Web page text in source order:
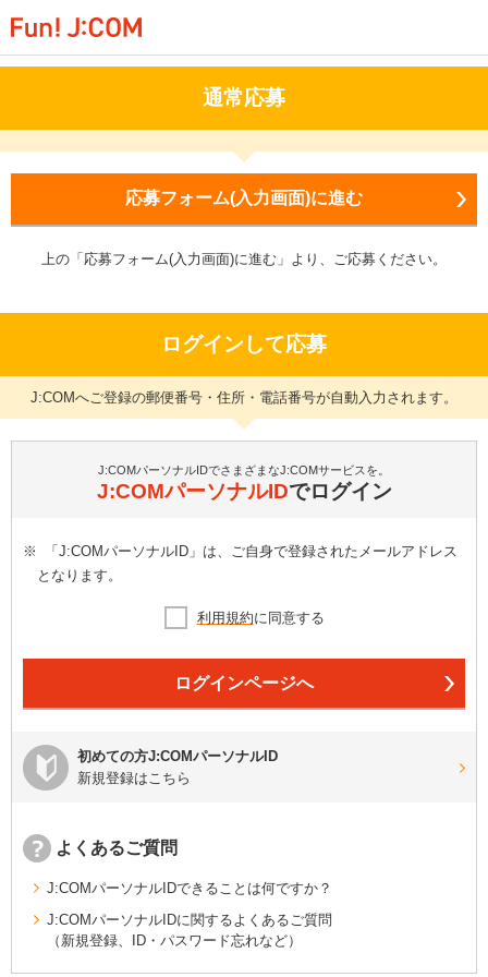
通常応募
応募フォーム(入力画面)に進む
上の「応募フォーム(入力画面)に進む」より、ご応募ください。
ログインして応募
J:COMへご登録の郵便番号・住所・電話番号が自動入力されます。
J:COMパーソナルIDでさまざまなJ:COMサービスを。
J:COMパーソナルIDでログイン
※
「J:COMパーソナルID」は、ご自身で登録されたメールアドレス
となります。
利用規約に同意する
ログインページへ
初めての方J:COMパーソナルID
新規登録はこちら
よくあるご質問
J:COMパーソナルIDできることは何ですか？
J:COMパーソナルIDに関するよくあるご質問
（新規登録、ID・パスワード忘れなど）